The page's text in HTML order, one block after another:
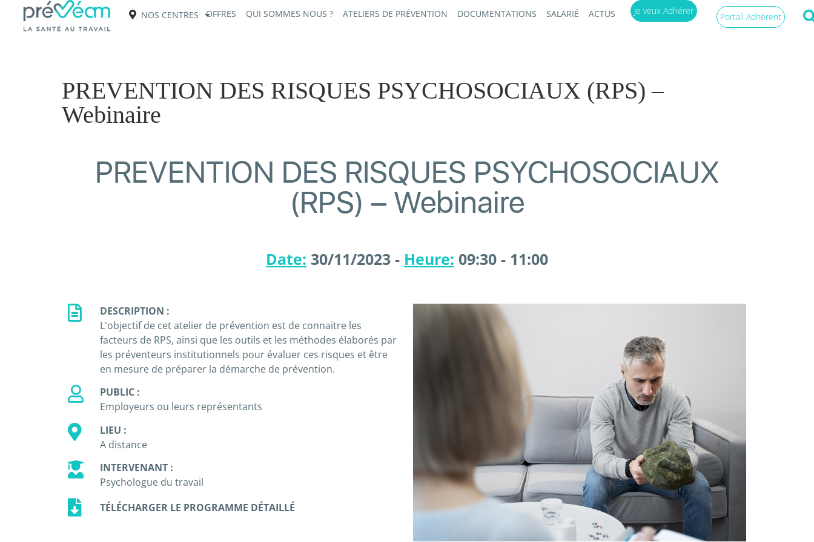
NOS CENTRES OFFRES QUI SOMMES NOUS ? ATELIERS DE PRÉVENTION DOCUMENTATIONS SALARIÉ ACTUS Je veux Adhérer
Portail Adhérent
PREVENTION DES RISQUES PSYCHOSOCIAUX (RPS) –
Webinaire
PREVENTION DES RISQUES PSYCHOSOCIAUX
(RPS) – Webinaire
Date: 30/11/2023 - Heure: 09:30 - 11:00
DESCRIPTION :
L'objectif de cet atelier de prévention est de connaitre les
facteurs de RPS, ainsi que les outils et les méthodes élaborés par
les préventeurs institutionnels pour évaluer ces risques et être
en mesure de préparer la démarche de prévention.
PUBLIC :
Employeurs ou leurs représentants
LIEU :
A distance
INTERVENANT :
Psychologue du travail
TÉLÉCHARGER LE PROGRAMME DÉTAILLÉ